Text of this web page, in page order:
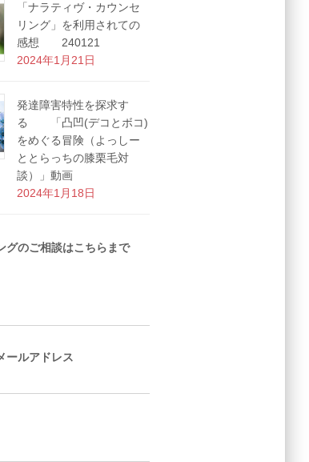
「ナラティヴ・カウンセ
リング」を利用されての
感想 240121
2024年1月21日
発達障害特性を探求す
る 「凸凹(デコとボコ)
をめぐる冒険（よっしー
ととらっちの膝栗毛対
談）」動画
2024年1月18日
グのご相談はこちらまで
ールアドレス